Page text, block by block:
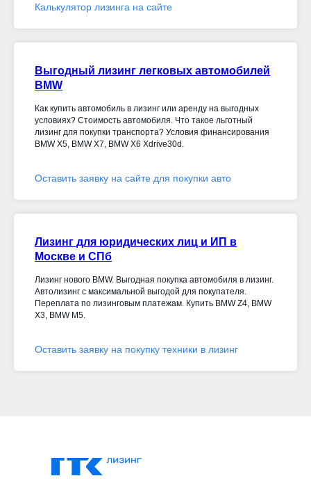
Калькулятор лизинга на сайте
Выгодный лизинг легковых автомобилей
BMW
Как купить автомобиль в лизинг или аренду на выгодных
условиях? Стоимость автомобиля. Что такое льготный
лизинг для покупки транспорта? Условия финансирования
BMW X5, BMW X7, BMW X6 Xdrive30d
Оставить заявку на сайте для покупки авто
Лизинг для юридических лиц и ИП в
Москве и СПб
Лизинг нового BMW. Выгодная покупка автомобиля в лизинг.
Автолизинг с максимальной выгодой для покупателя.
Переплата по лизинговым платежам. Купить BMW Z4, BMW
X3, BMW M5.
Оставить заявку на покупку техники в лизинг